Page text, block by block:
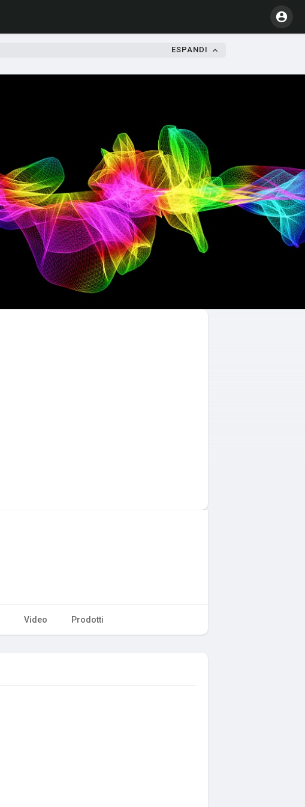
ESPANDI
Video Prodotti